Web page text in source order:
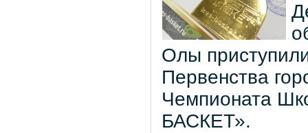
Олы
Первенства
Чемпионата
БАСКЕТ».